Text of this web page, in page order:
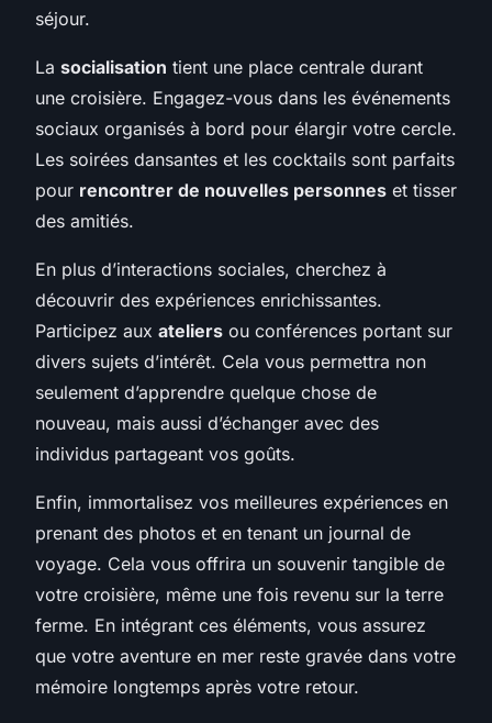
séjour.
La socialisation tient une place centrale durant
une croisière. Engagez-vous dans les événements
sociaux organisés à bord pour élargir votre cercle.
Les soirées dansantes et les cocktails sont parfaits
pour rencontrer de nouvelles personnes et tisser
des amitiés.
En plus d’interactions sociales, cherchez à
découvrir des expériences enrichissantes.
Participez aux ateliers ou conférences portant sur
divers sujets d’intérêt. Cela vous permettra non
seulement d’apprendre quelque chose de
nouveau, mais aussi d’échanger avec des
individus partageant vos goûts.
Enfin, immortalisez vos meilleures expériences en
prenant des photos et en tenant un journal de
voyage. Cela vous offrira un souvenir tangible de
votre croisière, même une fois revenu sur la terre
ferme. En intégrant ces éléments, vous assurez
que votre aventure en mer reste gravée dans votre
mémoire longtemps après votre retour.